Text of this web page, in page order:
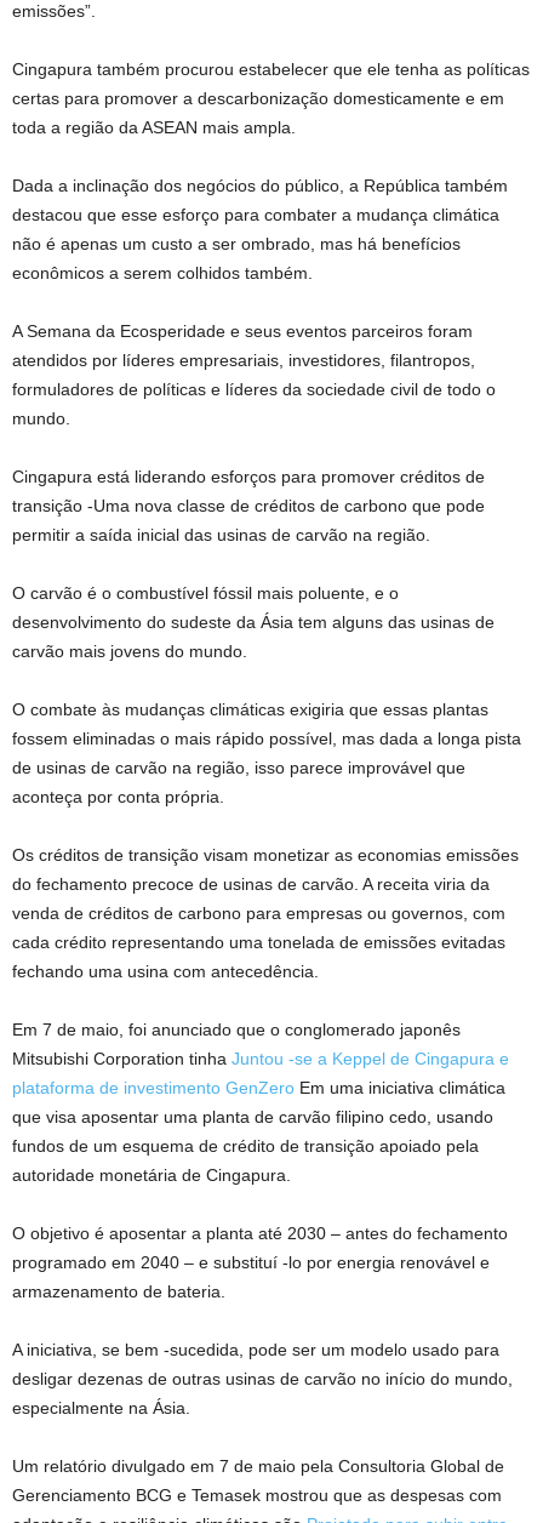
emissões”.
Cingapura também procurou estabelecer que ele tenha as políticas
certas para promover a descarbonização domesticamente e em
toda a região da ASEAN mais ampla
Dada a inclinação dos negócios do público, a República também
destacou que esse esforço para combater a mudança climática
não é apenas um custo a ser ombrado, mas há benefícios
econômicos a serem colhidos também
A Semana da Ecosperidade e seus eventos parceiros foram
atendidos por líderes empresariais, investidores, filantropos,
formuladores de políticas e líderes da sociedade civil de todo o
mundo.
Cingapura está liderando esforços para promover créditos de
transição -Uma nova classe de créditos de carbono que pode
permitir a saída inicial das usinas de carvão na região.
O carvão é o combustível fóssil mais poluente, e o
desenvolvimento do sudeste da Ásia tem alguns das usinas de
carvão mais jovens do mundo.
O combate às mudanças climáticas exigiria que essas plantas
fossem eliminadas o mais rápido possível, mas dada a longa pista
de usinas de carvão na região, isso parece improvável que
aconteça por conta própria.
Os créditos de transição visam monetizar as economias emissões
do fechamento precoce de usinas de carvão. A receita viria da
venda de créditos de carbono para empresas ou governos, com
cada crédito representando uma tonelada de emissões evitadas
fechando uma usina com antecedência.
Em 7 de maio, foi anunciado que o conglomerado japonês
Mitsubishi Corporation tinha Juntou -se a Keppel de Cingapura e
plataforma de investimento GenZero Em uma iniciativa climática
que visa aposentar uma planta de carvão filipino cedo, usando
fundos de um esquema de crédito de transição apoiado pela
autoridade monetária de Cingapura.
O objetivo é aposentar a planta até 2030 – antes do fechamento
programado em 2040 – e substituí -lo por energia renovável e
armazenamento de bateria.
A iniciativa, se bem -sucedida, pode ser um modelo usado para
desligar dezenas de outras usinas de carvão no início do mundo,
especialmente na Ásia.
Um relatório divulgado em 7 de maio pela Consultoria Global de
Gerenciamento BCG e Temasek mostrou que as despesas com